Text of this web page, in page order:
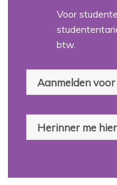
Voor
btw.
Aanmelden
Herinner me